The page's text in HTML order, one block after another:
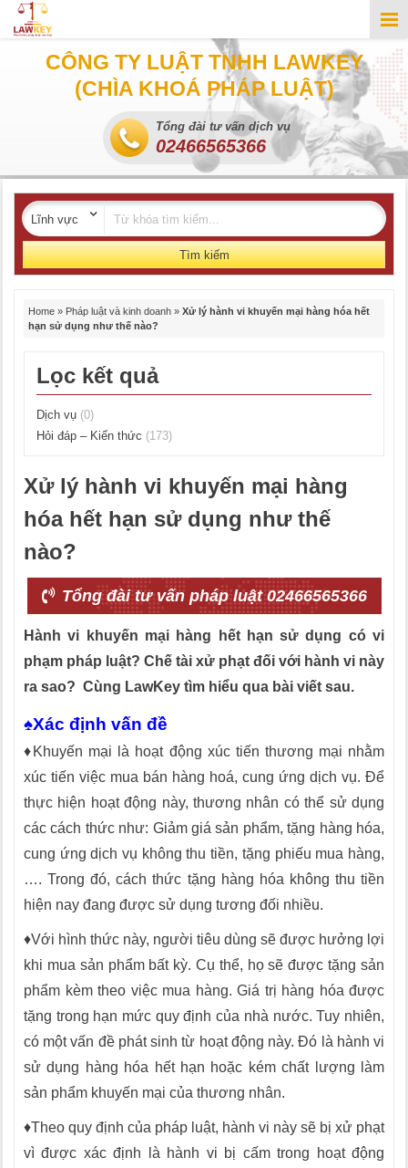
CÔNG TY LUẬT TNHH LAWKEY
(CHÌA KHOÁ PHÁP LUẬT)
Tổng đài tư vấn dịch vụ
02466565366
Tìm kiếm
Home » Pháp luật và kinh doanh » Xử lý hành vi khuyến mại hàng hóa hết
hạn sử dụng như thế nào?
Lọc kết quả
Dịch vụ (0)
Hỏi đáp – Kiến thức (173)
Xử lý hành vi khuyến mại hàng
hóa hết hạn sử dụng như thế
nào?
Tổng đài tư vấn pháp luật 02466565366
Hành vi khuyến mại hàng hết hạn sử dụng có vi
phạm pháp luật? Chế tài xử phạt đối với hành vi này
ra sao? Cùng LawKey tìm hiểu qua bài viết sau.
♠Xác định vấn đề
♦Khuyến mại là hoạt động xúc tiến thương mại nhằm
xúc tiến việc mua bán hàng hoá, cung ứng dịch vụ. Để
thực hiện hoạt động này, thương nhân có thể sử dụng
các cách thức như: Giảm giá sản phẩm, tặng hàng hóa,
cung ứng dịch vụ không thu tiền, tặng phiếu mua hàng,
…. Trong đó, cách thức tặng hàng hóa không thu tiền
hiện nay đang được sử dụng tương đối nhiều.
♦Với hình thức này, người tiêu dùng sẽ được hưởng lợi
khi mua sản phẩm bất kỳ. Cụ thể, họ sẽ được tặng sản
phẩm kèm theo việc mua hàng. Giá trị hàng hóa được
tặng trong hạn mức quy định của nhà nước. Tuy nhiên,
có một vấn đề phát sinh từ hoạt động này. Đó là hành vi
sử dụng hàng hóa hết hạn hoặc kém chất lượng làm
sản phẩm khuyến mại của thương nhân.
♦Theo quy định của pháp luật, hành vi này sẽ bị xử phạt
vì được xác định là hành vi bị cấm trong hoạt động